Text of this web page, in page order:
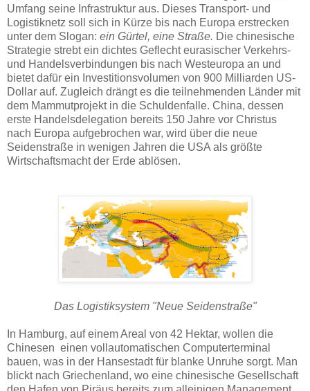
Umfang seine Infrastruktur aus. Dieses Transport- und
Logistiknetz soll sich in Kürze bis nach Europa erstrecken
unter dem Slogan: ein Gürtel, eine Straße. Die chinesische
Strategie strebt ein dichtes Geflecht eurasischer Verkehrs-
und Handelsverbindungen bis nach Westeuropa an und
bietet dafür ein Investitionsvolumen von 900 Milliarden US-
Dollar auf. Zugleich drängt es die teilnehmenden Länder mit
dem Mammutprojekt in die Schuldenfalle. China, dessen
erste Handelsdelegation bereits 150 Jahre vor Christus
nach Europa aufgebrochen war, wird über die neue
Seidenstraße in wenigen Jahren die USA als größte
Wirtschaftsmacht der Erde ablösen.
Das Logistiksystem "Neue Seidenstraße"
In Hamburg, auf einem Areal von 42 Hektar, wollen die
Chinesen einen vollautomatischen Computerterminal
bauen, was in der Hansestadt für blanke Unruhe sorgt. Man
blickt nach Griechenland, wo eine chinesische Gesellschaft